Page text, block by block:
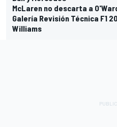
McLaren no descarta a
Galería Revisión Técnica F1
Williams